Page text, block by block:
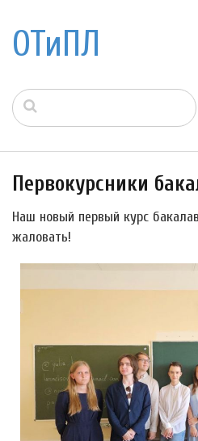
ОТиПЛ
Первокурсники
Наш новый первый курс
жаловать!